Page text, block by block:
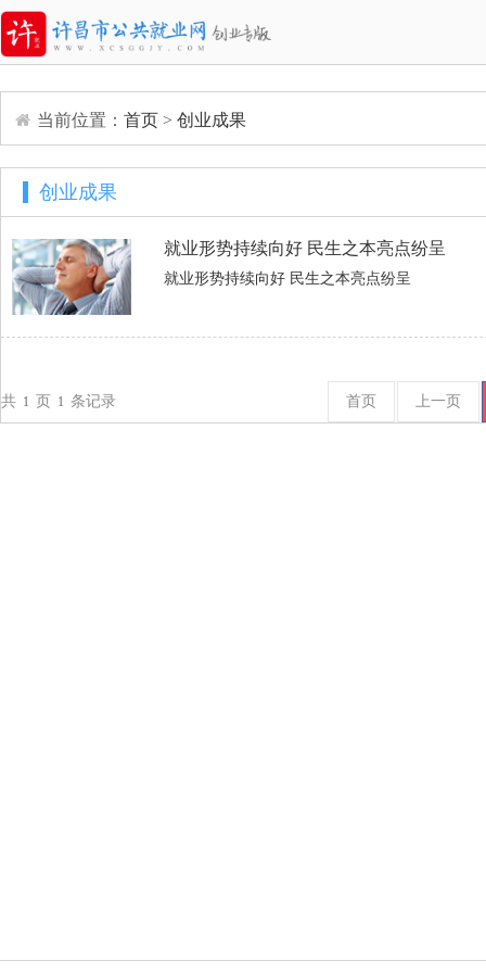
当前位置： 首页 > 创业成果
创业成果
就业形势持续向好 民生之本亮点纷呈
就业形势持续向好 民生之本亮点纷呈
共 1 页 1 条记录 首页 上一页